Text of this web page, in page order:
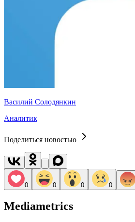
Василий Солодянкин
Аналитик
Поделиться новостью
0 0 0 0
Mediametrics